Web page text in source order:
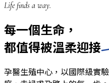
Life finds a way.
每一個生命，
都值得被溫柔迎接
孕醫生殖中心，以國際級實